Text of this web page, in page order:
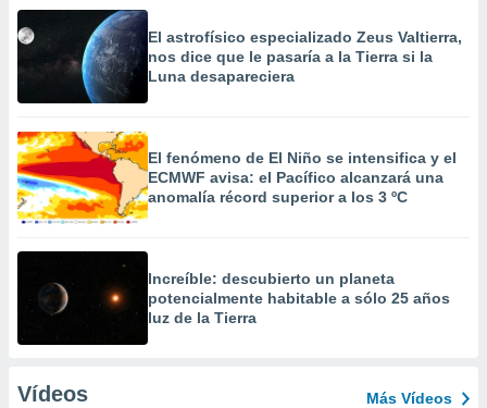
El astrofísico especializado Zeus Valtierra,
nos dice que le pasaría a la Tierra si la
Luna desapareciera
El fenómeno de El Niño se intensifica y el
ECMWF avisa: el Pacífico alcanzará una
anomalía récord superior a los 3 ºC
Increíble: descubierto un planeta
potencialmente habitable a sólo 25 años
luz de la Tierra
Vídeos Más Vídeos